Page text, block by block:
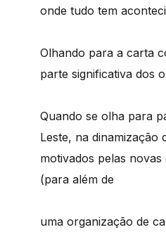
onde tudo tem
Olhando para a carta
parte significativa dos
Quando se olha para
Leste, na dinamização
motivados pelas
(para além de
uma organização de